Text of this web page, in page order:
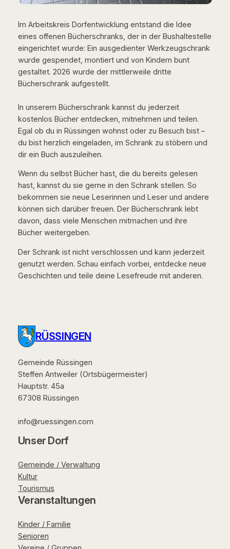
Im Arbeitskreis Dorfentwicklung entstand die Idee
eines offenen Bücherschranks, der in der Bushaltestelle
eingerichtet wurde: Ein ausgedienter Werkzeugschrank
wurde gespendet, montiert und von Kindern bunt
gestaltet. 2026 wurde der mittlerweile dritte
Bücherschrank aufgestellt.
In unserem Bücherschrank kannst du jederzeit
kostenlos Bücher entdecken, mitnehmen und teilen.
Egal ob du in Rüssingen wohnst oder zu Besuch bist –
du bist herzlich eingeladen, im Schrank zu stöbern und
dir ein Buch auszuleihen.
Wenn du selbst Bücher hast, die du bereits gelesen
hast, kannst du sie gerne in den Schrank stellen. So
bekommen sie neue Leserinnen und Leser und andere
können sich darüber freuen. Der Bücherschrank lebt
davon, dass viele Menschen mitmachen und ihre
Bücher weitergeben.
Der Schrank ist nicht verschlossen und kann jederzeit
genutzt werden. Schau einfach vorbei, entdecke neue
Geschichten und teile deine Lesefreude mit anderen.
RÜSSINGEN
Gemeinde Rüssingen
Steffen Antweiler (Ortsbügermeister)
Hauptstr. 45a
67308 Rüssingen
info@ruessingen.com
Unser Dorf
Gemeinde / Verwaltung
Kultur
Tourismus
Veranstaltungen
Kinder / Familie
Senioren